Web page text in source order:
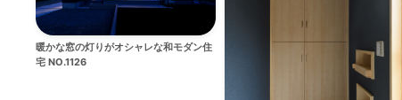
暖かな窓の灯りがオシャレな和モダン住
宅 NO.1126